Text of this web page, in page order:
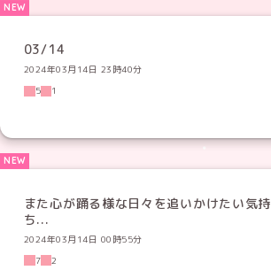
03/14
2024年03月14日 23時40分
5
1
また心が踊る様な日々を追いかけたい気持
ち...
2024年03月14日 00時55分
7
2